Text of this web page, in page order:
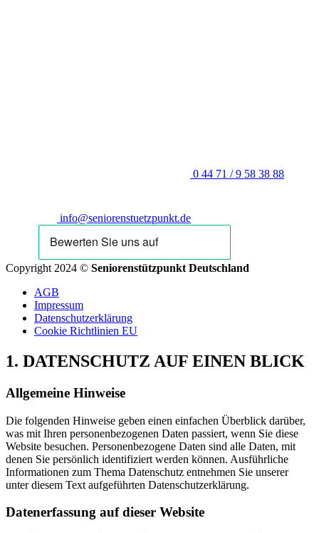
0 44 71 / 9 58 38 88
info@seniorenstuetzpunkt.de
Copyright 2024 © Seniorenstützpunkt Deutschland
AGB
Impressum
Datenschutzerklärung
Cookie Richtlinien EU
1. DATENSCHUTZ AUF EINEN BLICK
Allgemeine Hinweise
Die folgenden Hinweise geben einen einfachen Überblick darüber,
was mit Ihren personenbezogenen Daten passiert, wenn Sie diese
Website besuchen. Personenbezogene Daten sind alle Daten, mit
denen Sie persönlich identifiziert werden können. Ausführliche
Informationen zum Thema Datenschutz entnehmen Sie unserer
unter diesem Text aufgeführten Datenschutzerklärung.
Datenerfassung auf dieser Website